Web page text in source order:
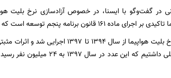
در گفت‌وگو با ایسنا، در خصوص آزادسازی‌ نرخ بلیت
توسعه است که در برنامه ششم توسعه نیز بر اجرای آن تاکید شده است.
۱۷ میلیون مسافر داخلی